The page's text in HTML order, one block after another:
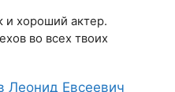
и хороший актер.
во всех твоих
Леонид Евсеевич